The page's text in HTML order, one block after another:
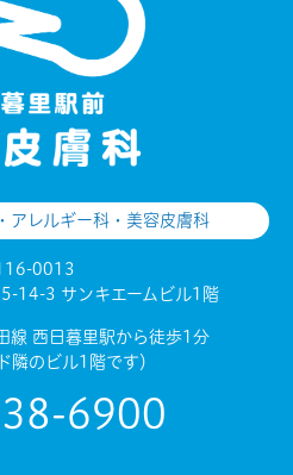
アレルギー科・美容皮膚科
0013
14-3 サンキエームビル1階
線 西日暮里駅から徒歩1分
隣のビル1階です）
6900